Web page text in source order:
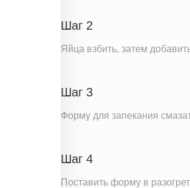
Шаг 2
Яйца взбить, затем
Шаг 3
Форму для запекания
Шаг 4
Поставить форму в